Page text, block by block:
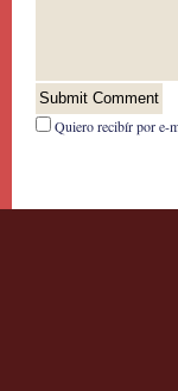
Quiero recibír por e-